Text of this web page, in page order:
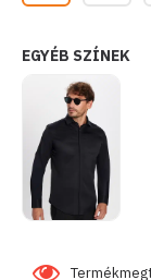
EGYÉB SZÍNEK